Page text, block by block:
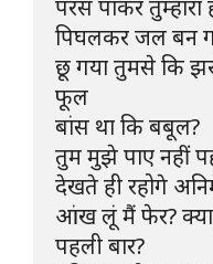
परस पाकर तुम्हारा
पिघलकर जल बन
छू गया तुमसे कि
फूल
बांस था कि बबूल?
तुम मुझे पाए नहीं
देखते ही रहोगे
आंख लूं मैं फेर? क्या
पहली बार?